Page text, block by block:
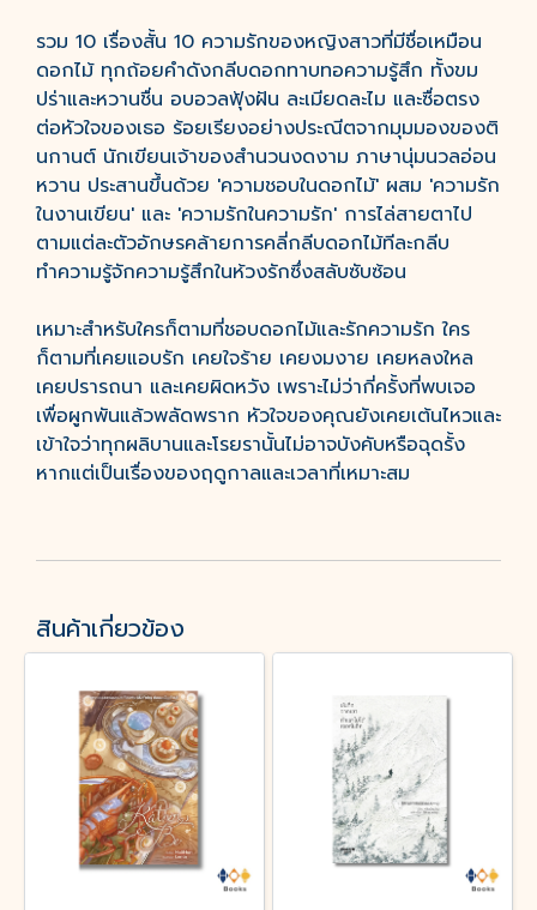
รวม 10 เรื่องสั้น 10 ความรักของหญิงสาวที่มีชื่อเหมือน
ดอกไม้ ทุกถ้อยคำดังกลีบดอกทาบทอความรู้สึก ทั้งขม
ปร่าและหวานชื่น อบอวลฟุ้งฝัน ละเมียดละไม และซื่อตรง
ต่อหัวใจของเธอ ร้อยเรียงอย่างประณีตจากมุมมองของติ
นกานต์ นักเขียนเจ้าของสำนวนงดงาม ภาษานุ่มนวลอ่อน
หวาน ประสานขึ้นด้วย 'ความชอบในดอกไม้' ผสม 'ความรัก
ในงานเขียน' และ 'ความรักในความรัก' การไล่สายตาไป
ตามแต่ละตัวอักษรคล้ายการคลี่กลีบดอกไม้ทีละกลีบ
ทำความรู้จักความรู้สึกในห้วงรักซึ่งสลับซับซ้อน
เหมาะสำหรับใครก็ตามที่ชอบดอกไม้และรักความรัก ใคร
ก็ตามที่เคยแอบรัก เคยใจร้าย เคยงมงาย เคยหลงใหล
เคยปรารถนา และเคยผิดหวัง เพราะไม่ว่ากี่ครั้งที่พบเจอ
เพื่อผูกพันแล้วพลัดพราก หัวใจของคุณยังเคยเต้นไหวและ
เข้าใจว่าทุกผลิบานและโรยรานั้นไม่อาจบังคับหรือฉุดรั้ง
หากแต่เป็นเรื่องของฤดูกาลและเวลาที่เหมาะสม
สินค้าเกี่ยวข้อง